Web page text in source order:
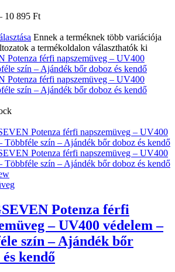
10 895 Ft
Ennek a terméknek több variációja
a termékoldalon választhatók ki
Potenza férfi
– UV400 védelem –
szín – Ajándék bőr
kendő